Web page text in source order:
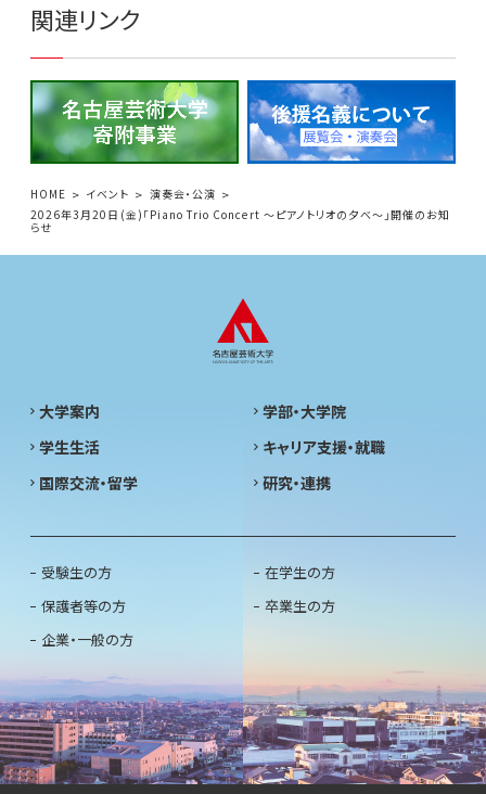
関連リンク
HOME イベント
演奏会・公演
2026年3月20日(金)「Piano Trio Concert ～ピアノトリオの夕べ～」開催のお知
らせ
大学案内
学部・大学院
学生生活
キャリア支援・就職
国際交流・留学
研究・連携
受験生の方
在学生の方
保護者等の方
卒業生の方
企業・一般の方